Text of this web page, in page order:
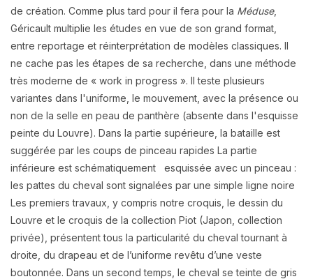
de création. Comme plus tard pour il fera pour la Méduse,
Géricault multiplie les études en vue de son grand format,
entre reportage et réinterprétation de modèles classiques. Il
ne cache pas les étapes de sa recherche, dans une méthode
très moderne de « work in progress ». Il teste plusieurs
variantes dans l'uniforme, le mouvement, avec la présence ou
non de la selle en peau de panthère (absente dans l'esquisse
peinte du Louvre). Dans la partie supérieure, la bataille est
suggérée par les coups de pinceau rapides La partie
inférieure est schématiquement esquissée avec un pinceau :
les pattes du cheval sont signalées par une simple ligne noire
Les premiers travaux, y compris notre croquis, le dessin du
Louvre et le croquis de la collection Piot (Japon, collection
privée), présentent tous la particularité du cheval tournant à
droite, du drapeau et de l’uniforme revêtu d’une veste
boutonnée. Dans un second temps, le cheval se teinte de gris